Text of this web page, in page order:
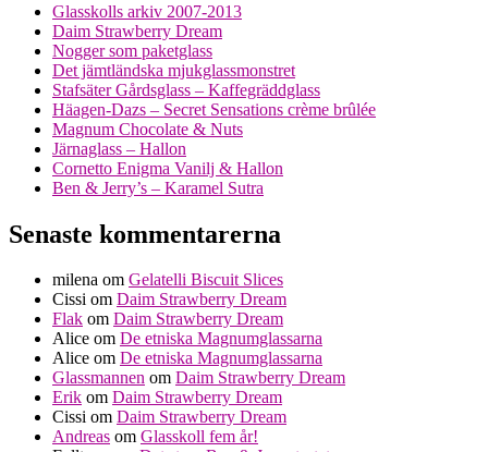
Glasskolls arkiv 2007-2013
Daim Strawberry Dream
Nogger som paketglass
Det jämtländska mjukglassmonstret
Stafsäter Gårdsglass – Kaffegräddglass
Häagen-Dazs – Secret Sensations crème brûlée
Magnum Chocolate & Nuts
Järnaglass – Hallon
Cornetto Enigma Vanilj & Hallon
Ben & Jerry’s – Karamel Sutra
Senaste kommentarerna
milena om Gelatelli Biscuit Slices
Cissi om Daim Strawberry Dream
Flak om Daim Strawberry Dream
Alice om De etniska Magnumglassarna
Alice om De etniska Magnumglassarna
Glassmannen om Daim Strawberry Dream
Erik om Daim Strawberry Dream
Cissi om Daim Strawberry Dream
Andreas om Glasskoll fem år!